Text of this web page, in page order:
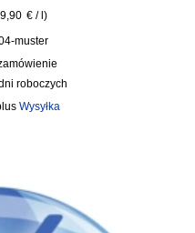
€/l)
muster
roboczych
Wysyłka